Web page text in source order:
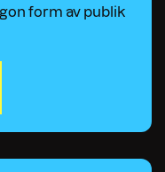
form av publik